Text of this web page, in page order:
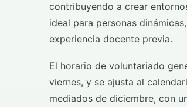
contribuyendo a crear
ideal para personas
experiencia docente previa.
El horario de voluntariado
viernes, y se ajusta al
mediados de diciembre, con